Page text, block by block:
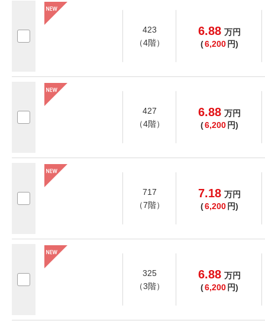
423
（4階）
6.88 万円
(6,200 円)
427
（4階）
6.88 万円
(6,200 円)
717
（7階）
7.18 万円
(6,200 円)
325
（3階）
6.88 万円
(6,200 円)